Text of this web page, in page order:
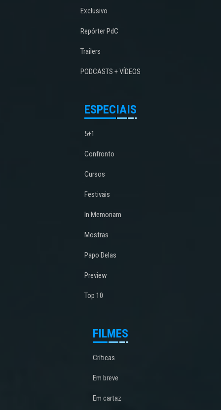
Exclusivo
Repórter PdC
Trailers
PODCASTS + VÍDEOS
ESPECIAIS
5+1
Confronto
Cursos
Festivais
In Memoriam
Mostras
Papo Delas
Preview
Top 10
FILMES
Críticas
Em breve
Em cartaz